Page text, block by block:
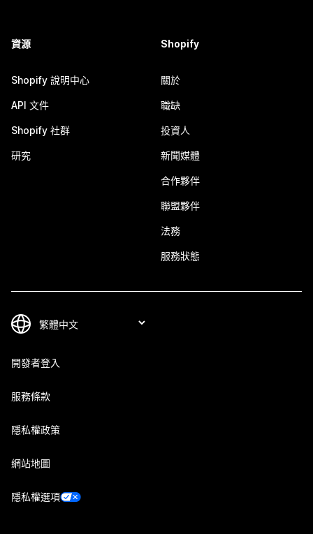
資源
Shopify 說明中心
API 文件
Shopify 社群
研究
Shopify
關於
職缺
投資人
新聞媒體
合作夥伴
聯盟夥伴
法務
服務狀態
開發者登入
服務條款
隱私權政策
網站地圖
隱私權選項